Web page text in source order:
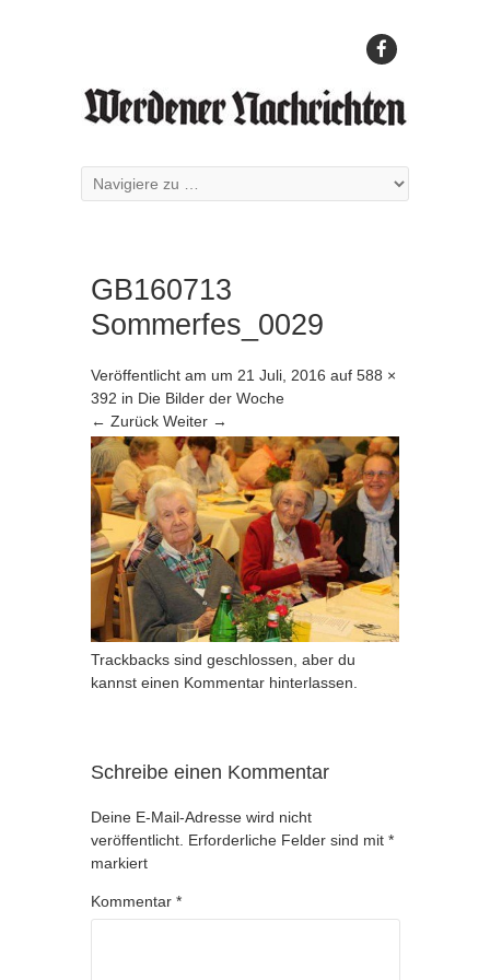
GB160713
Sommerfes_0029
Veröffentlicht am um 21 Juli, 2016 auf 588 ×
392 in Die Bilder der Woche
← Zurück Weiter →
Trackbacks sind geschlossen, aber du
kannst einen Kommentar hinterlassen
Schreibe einen Kommentar
Deine E-Mail-Adresse wird nicht
veröffentlicht. Erforderliche Felder sind mit *
markiert
Kommentar *